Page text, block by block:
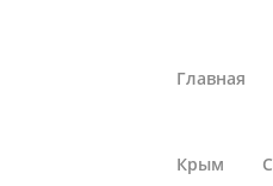
Главная
Крым